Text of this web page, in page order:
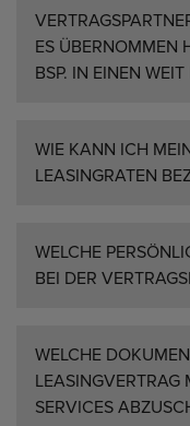
ES ÜBERNOMMEN
BSP. IN EINEN
WIE KANN ICH
LEASINGRATEN
WELCHE
BEI DER
WELCHE
LEASINGVERTRAG
SERVICES